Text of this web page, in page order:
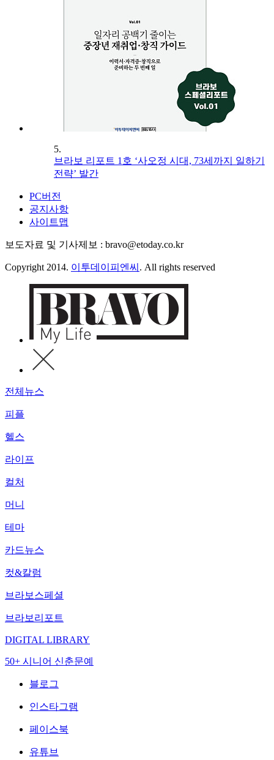
5.
브라보 리포트 1호 ‘사오정 시대, 73세까지 일하기
전략’ 발간
PC버전
공지사항
사이트맵
보도자료 및 기사제보 : bravo@etoday.co.kr
Copyright 2014. 이투데이피엔씨 . All rights reserved
전체뉴스
피플
헬스
라이프
컬처
머니
테마
카드뉴스
컷&칼럼
브라보스페셜
브라보리포트
DIGITAL LIBRARY
50+ 시니어 신춘문예
블로그
인스타그램
페이스북
유튜브